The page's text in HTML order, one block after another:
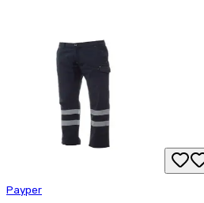
Payper